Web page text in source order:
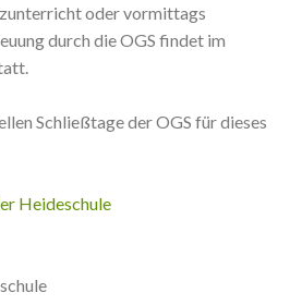
oder vormittags
durch die OGS findet im
Schließtage der OGS für dieses
Heideschule